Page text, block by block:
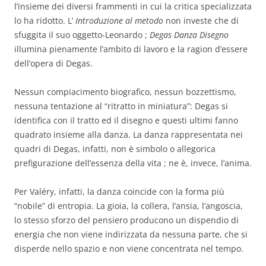
l’insieme dei diversi frammenti in cui la critica specializzata
lo ha ridotto. L’ Introduzione al metodo non investe che di
sfuggita il suo oggetto-Leonardo ; Degas Danza Disegno
illumina pienamente l’ambito di lavoro e la ragion d’essere
dell’opera di Degas.
Nessun compiacimento biografico, nessun bozzettismo,
nessuna tentazione al “ritratto in miniatura”: Degas si
identifica con il tratto ed il disegno e questi ultimi fanno
quadrato insieme alla danza. La danza rappresentata nei
quadri di Degas, infatti, non è simbolo o allegorica
prefigurazione dell’essenza della vita ; ne è, invece, l’anima.
Per Valéry, infatti, la danza coincide con la forma più
“nobile” di entropia. La gioia, la collera, l’ansia, l’angoscia,
lo stesso sforzo del pensiero producono un dispendio di
energia che non viene indirizzata da nessuna parte, che si
disperde nello spazio e non viene concentrata nel tempo.